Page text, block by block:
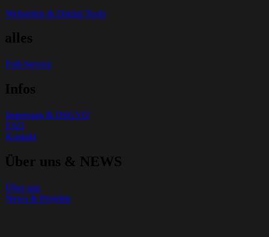
Webseiten & Digital Tools
alles
Full-Service
Infos
Impresum & DSGVO
FAQ
Kontakt
Über uns & NEWS
Über uns
News & Projekte